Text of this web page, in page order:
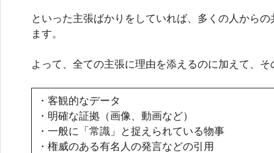
といった主張ばかりをしていれば、多くの人から
ます。
よって、全ての主張に理由を添えるのに加えて、
・客観的なデータ
・明確な証拠（画像、動画など）
・一般に「常識」と捉えられている物事
・権威のある有名人の発言などの引用